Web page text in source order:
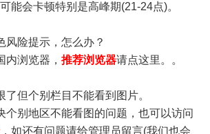
能会卡顿特别是高峰期(21-24点)。
风险提示，怎么办？
内浏览器， 推荐浏览器请点这里。。
了但个别栏目不能看到图片。
个别地区不能看图的问题，也可以访问
，如还有问题请给管理员留言(我们也会